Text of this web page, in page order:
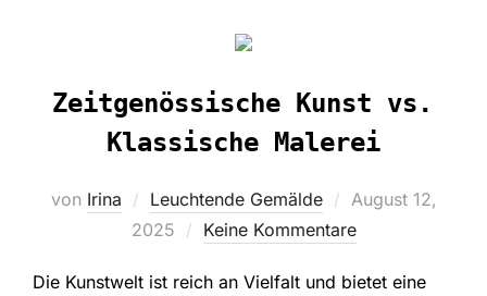
Zeitgenössische Kunst vs.
Klassische Malerei
von Irina Leuchtende Gemälde
Veröffentlicht
am
August 12,
2025
Keine Kommentare
Die Kunstwelt ist reich an Vielfalt und bietet eine